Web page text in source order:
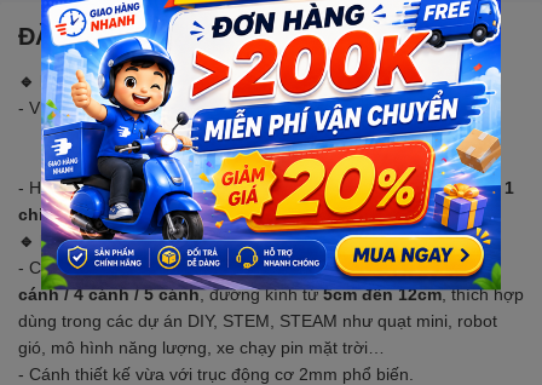
ĐẶC ĐIỂM NỔI BẬT
🔹 LƯU Ý
- Ví dụ chọn phân loại (4 cánh 6cm), có nghĩa là:
+ Quạt có 4 cánh
+ Đường kính cánh quạt là 6cm
- Hình ảnh chỉ minh họanhiều màu sắc . Mỗi lượt chọn mua là 1
chiếc
🔹 MÔ TẢ SẢN PHẨM
- Cánh quạt mini bằng nhựa siêu nhẹ, bền chắc, nhiều loại3
cánh / 4 cánh / 5 cánh, đường kính từ5cm đến 12cm, thích hợp
dùng trong các dự án DIY, STEM, STEAM như quạt mini, robot
gió, mô hình năng lượng, xe chạy pin mặt trời…
- Cánh thiết kế vừa với trục động cơ 2mm phổ biến.